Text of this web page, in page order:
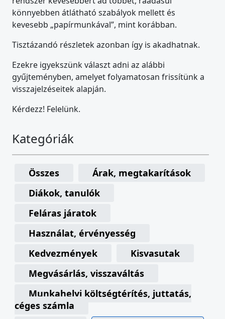
könnyebben átlátható szabályok mellett és
kevesebb „papírmunkával”, mint korábban.
Tisztázandó részletek azonban így is akadhatnak.
Ezekre igyekszünk választ adni az alábbi
gyűjteményben, amelyet folyamatosan frissítünk a
visszajelzéseitek alapján.
Kérdezz! Felelünk.
Kategóriák
Összes
Árak, megtakarítások
Diákok, tanulók
Feláras járatok
Használat, érvényesség
Kedvezmények
Kisvasutak
Megvásárlás, visszaváltás
Munkahelyi költségtérítés, juttatás,
céges számla